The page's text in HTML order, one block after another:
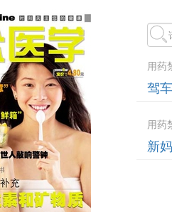
用药
驾
用药
新